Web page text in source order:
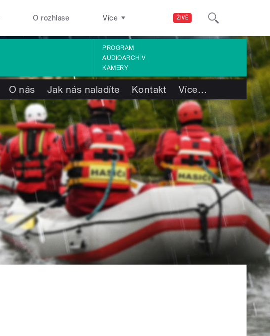
ŽIVĚ
O rozhlase Více
PROGRAM
AUDIOARCHIV
KAMERY
O nás Jak nás naladíte Kontakt Více…